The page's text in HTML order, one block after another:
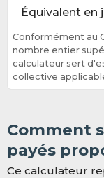
Équivalent en
Conformément au
nombre entier
calculateur sert
collective
Comment
payés
Ce calculateur